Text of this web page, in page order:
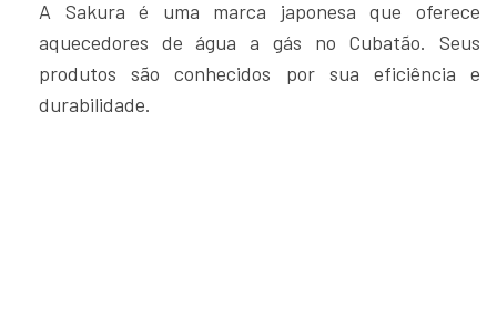
A Sakura é uma marca japonesa que oferece
aquecedores de água a gás no Cubatão. Seus
produtos são conhecidos por sua eficiência e
durabilidade.